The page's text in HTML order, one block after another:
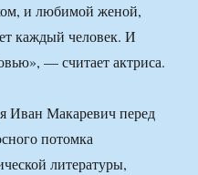
и любимой женой,
каждый человек. И
— считает актриса.
Иван Макаревич перед
потомка
литературы,